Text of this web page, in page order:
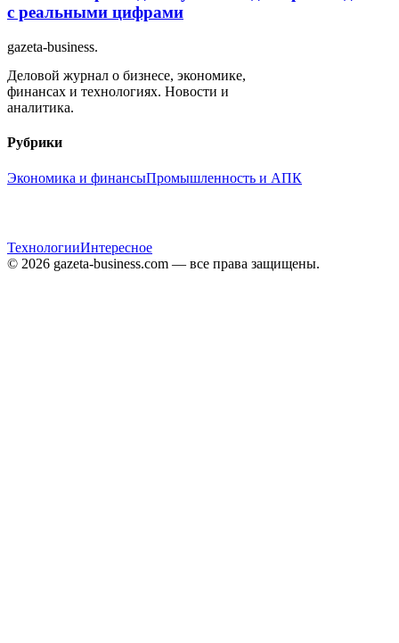
с реальными цифрами
gazeta-business.
Деловой журнал о бизнесе, экономике,
финансах и технологиях. Новости и
аналитика.
Рубрики
Экономика и финансыПромышленность и АПК
ТехнологииИнтересное
© 2026 gazeta-business.com — все права защищены.